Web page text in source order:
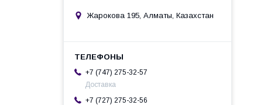
Жарокова 195, Алматы, Казахстан
+7 (747) 275-32-57
Доставка
+7 (727) 275-32-56